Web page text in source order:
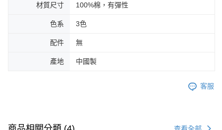
材質尺寸 100%棉，有彈性
色系 3色
配件 無
產地 中國製
客服
查看全部